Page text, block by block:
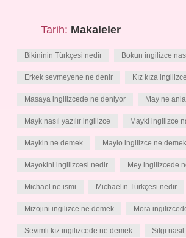
Tarih: Makaleler
Bikininin Türkçesi nedir Bokun ingilizce
Erkek sevmeyene ne denir Kız kıza
Masaya ingilizcede ne deniyor May ne
Mayk nasıl yazılır ingilizce Mayki ingilizce
Maykin ne demek Maylo ingilizce ne demek
Mayokini ingilizcesi nedir Mey ingilizcede
Michael ne ismi Michaelın Türkçesi nedir
Mizojini ingilizce ne demek Mora
Sevimli kız ingilizcede ne demek Silgi